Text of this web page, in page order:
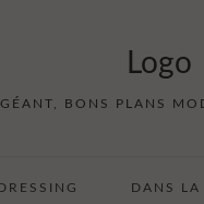
BONS PLANS
DANS LA